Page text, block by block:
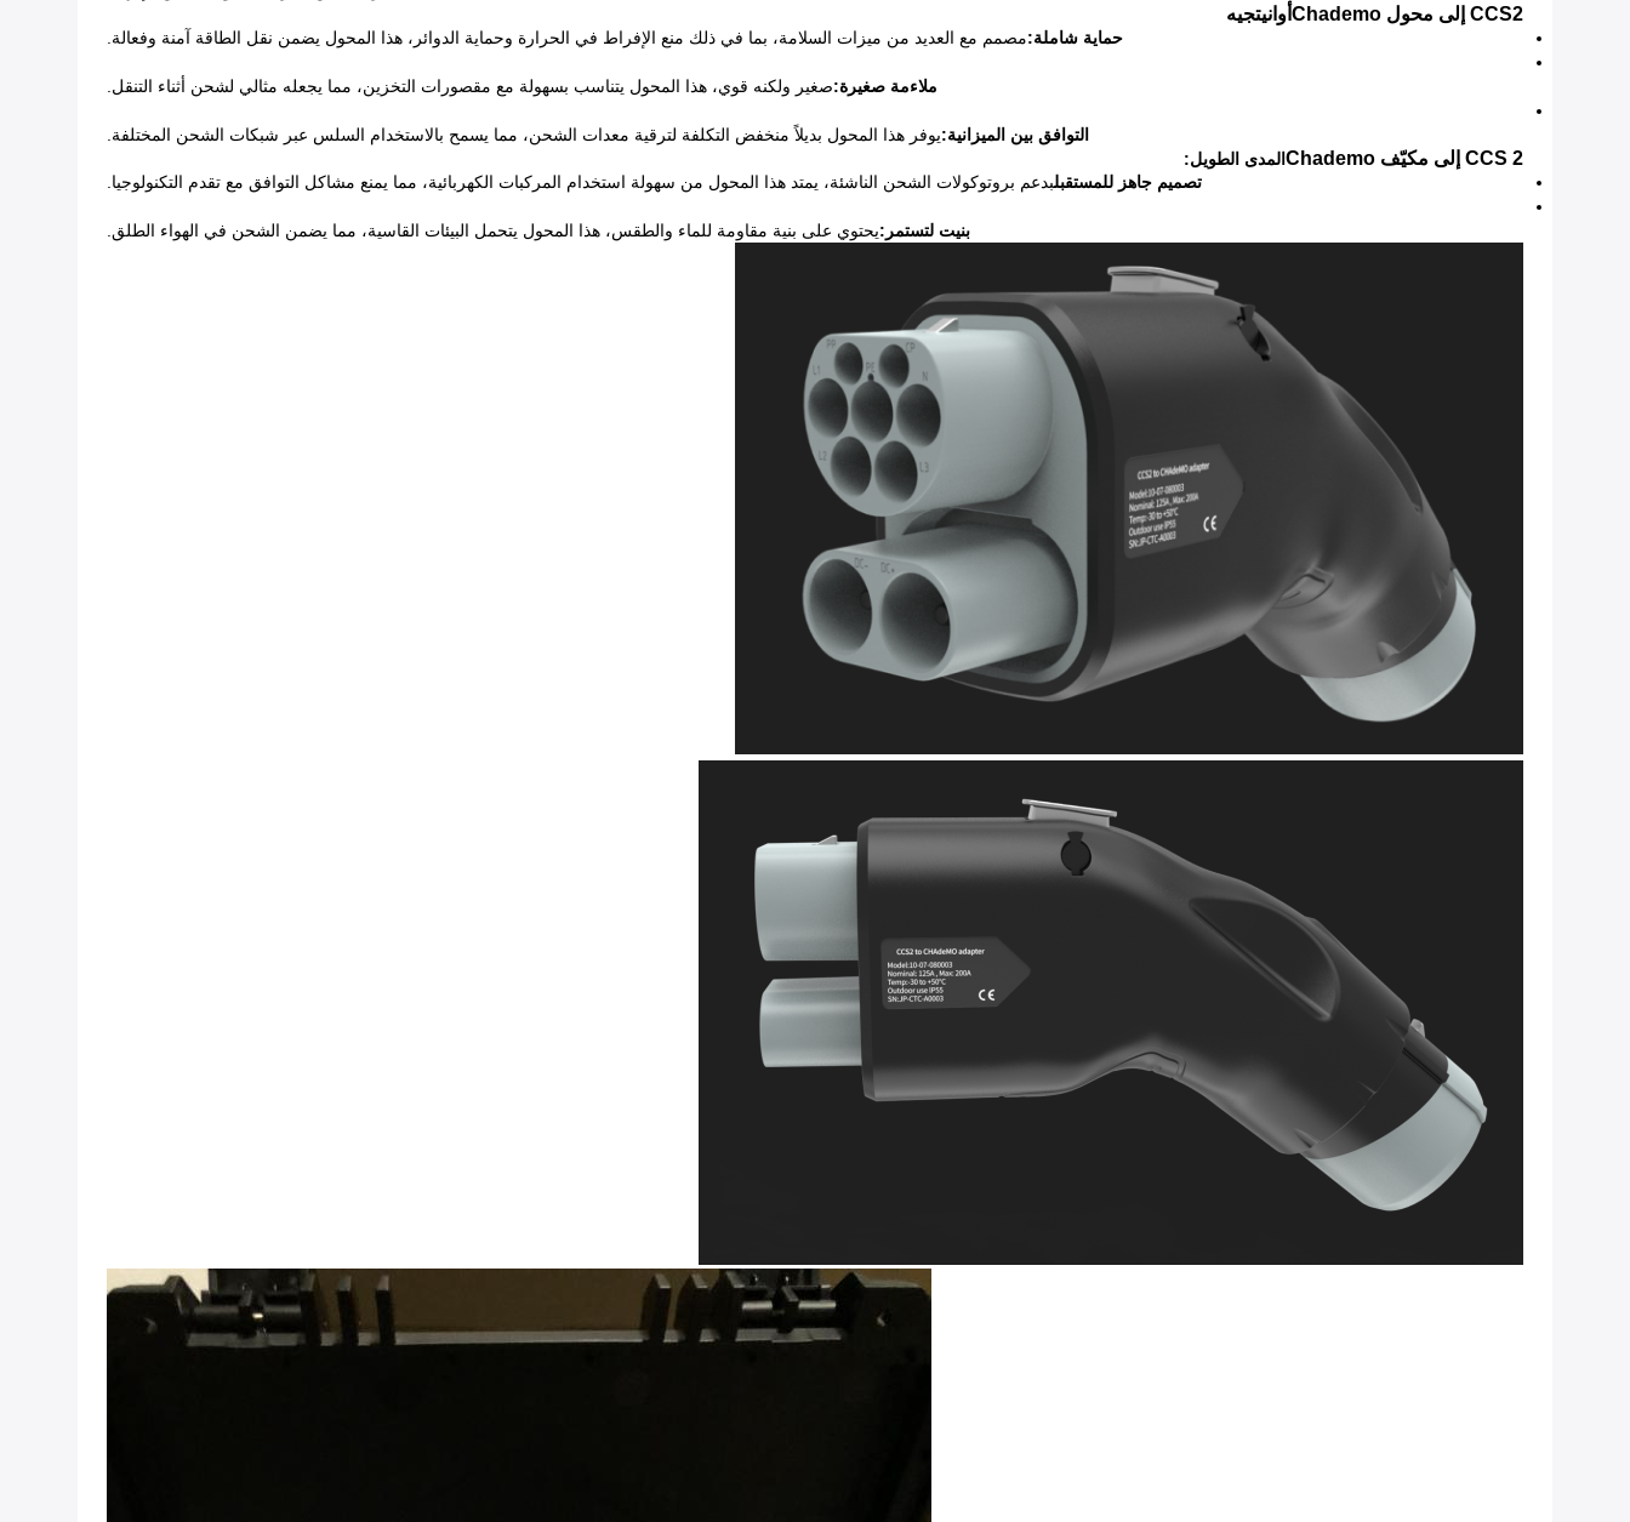
CCS2 إلى محول Chademo أوانيتجيه
حماية شاملة:مصمم مع العديد من ميزات السلامة، بما في ذلك منع الإفراط في الحرارة وحماية الدوائر، هذا المحول يضمن نقل الطاقة آمنة وفعالة.
ملاءمة صغيرة:صغير ولكنه قوي، هذا المحول يتناسب بسهولة مع مقصورات التخزين، مما يجعله مثالي لشحن أثناء التنقل.
التوافق بين الميزانية:يوفر هذا المحول بديلاً منخفض التكلفة لترقية معدات الشحن، مما يسمح بالاستخدام السلس عبر شبكات الشحن المختلفة.
CCS 2 إلى مكيّف Chademo المدى الطويل:
تصميم جاهز للمستقبلبدعم بروتوكولات الشحن الناشئة، يمتد هذا المحول من سهولة استخدام المركبات الكهربائية، مما يمنع مشاكل التوافق مع تقدم التكنولوجيا.
بنيت لتستمر:يحتوي على بنية مقاومة للماء والطقس، هذا المحول يتحمل البيئات القاسية، مما يضمن الشحن في الهواء الطلق.